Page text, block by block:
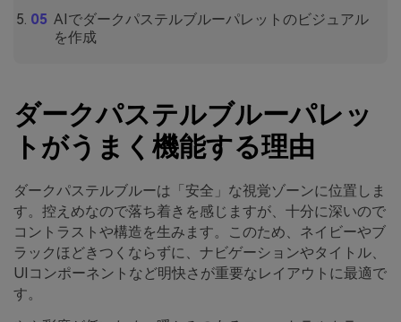
AIでダークパステルブルーパレットのビジュアル
を作成
ダークパステルブルーパレッ
トがうまく機能する理由
ダークパステルブルーは「安全」な視覚ゾーンに位置しま
す。控えめなので落ち着きを感じますが、十分に深いので
コントラストや構造を生みます。このため、ネイビーやブ
ラックほどきつくならずに、ナビゲーションやタイトル、
UIコンポーネントなど明快さが重要なレイアウトに最適で
す。